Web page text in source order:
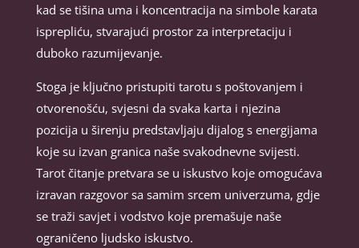
kad se tišina uma i koncentracija na simbole karata
isprepliću, stvarajući prostor za interpretaciju i
duboko razumijevanje.
Stoga je ključno pristupiti tarotu s poštovanjem i
otvorenošću, svjesni da svaka karta i njezina
pozicija u širenju predstavljaju dijalog s energijama
koje su izvan granica naše svakodnevne svijesti.
Tarot čitanje pretvara se u iskustvo koje omogućava
izravan razgovor sa samim srcem univerzuma, gdje
se traži savjet i vodstvo koje premašuje naše
ograničeno ljudsko iskustvo.